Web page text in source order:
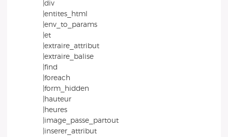
|div
|entites_html
|env_to_params
|et
|extraire_attribut
|extraire_balise
|find
|foreach
|form_hidden
|hauteur
|heures
|image_passe_partout
|inserer_attribut